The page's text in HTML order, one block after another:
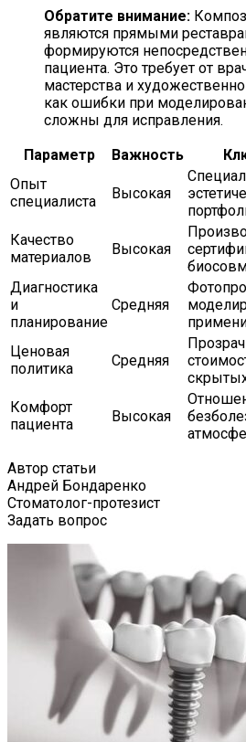
Обратите внимание:
являются прямыми
формируются
пациента. Это требует от
мастерства и
как ошибки при
сложны для исправления.
Параметр
Важность
Опыт
специалиста
Высокая
Качество
материалов
Высокая
Диагностика
и
планирование
Средняя
Ценовая
политика
Средняя
Комфорт
пациента
Высокая
Автор статьи
Андрей Бондаренко
Стоматолог-протезист
Задать вопрос